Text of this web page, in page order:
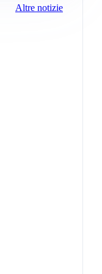
Altre notizie